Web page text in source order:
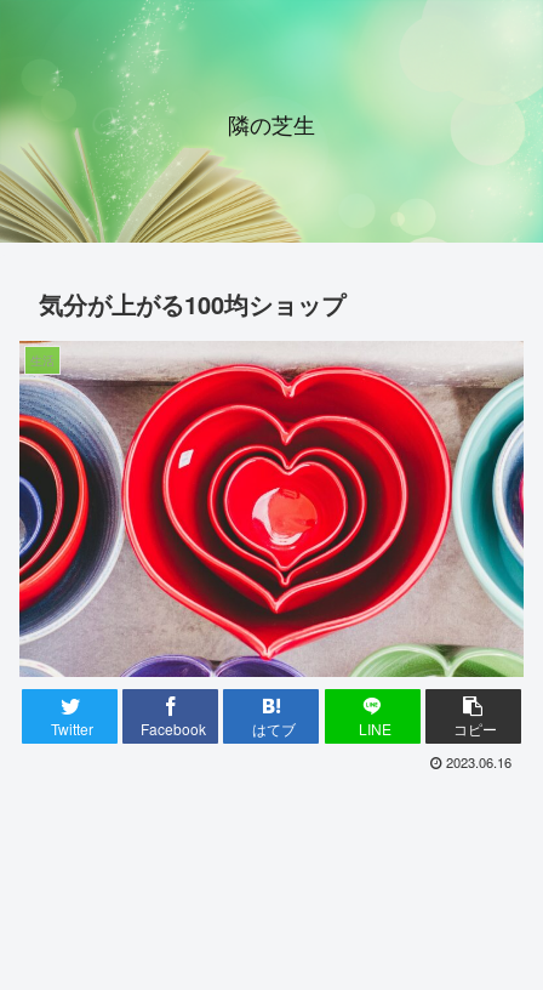
隣の芝生
気分が上がる100均ショップ
生活
Twitter Facebook はてブ LINE コピー
2023.06.16